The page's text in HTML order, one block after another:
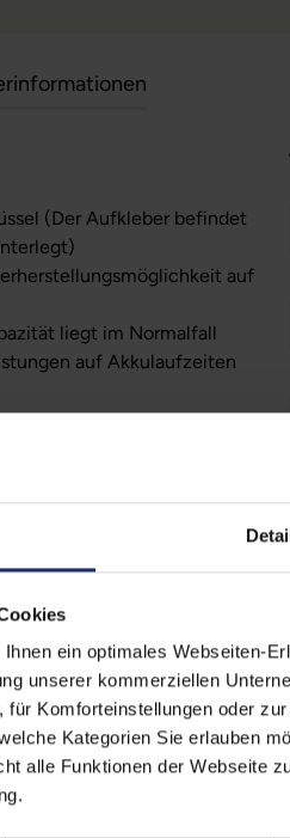
ein optimales Webseiten-
unserer kommerziellen
Komforteinstellungen oder
Kategorien Sie erlauben
alle Funktionen der Webseite
(Der Aufkleber befindet
auf
liegt im Normalfall
auf Akkulaufzeiten